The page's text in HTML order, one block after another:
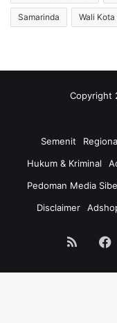
Samarinda Wali
Copyright
Semenit
Hukum & Kriminal
Pedoman Media
Disclaimer
RSS